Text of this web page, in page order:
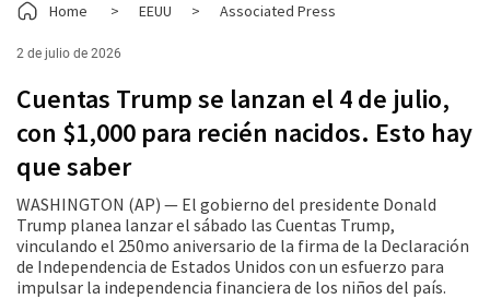
Home > EEUU > Associated Press
2 de julio de 2026
Cuentas Trump se lanzan el 4 de julio,
con $1,000 para recién nacidos. Esto hay
que saber
WASHINGTON (AP) — El gobierno del presidente Donald
Trump planea lanzar el sábado las Cuentas Trump,
vinculando el 250mo aniversario de la firma de la Declaración
de Independencia de Estados Unidos con un esfuerzo para
impulsar la independencia financiera de los niños del país.